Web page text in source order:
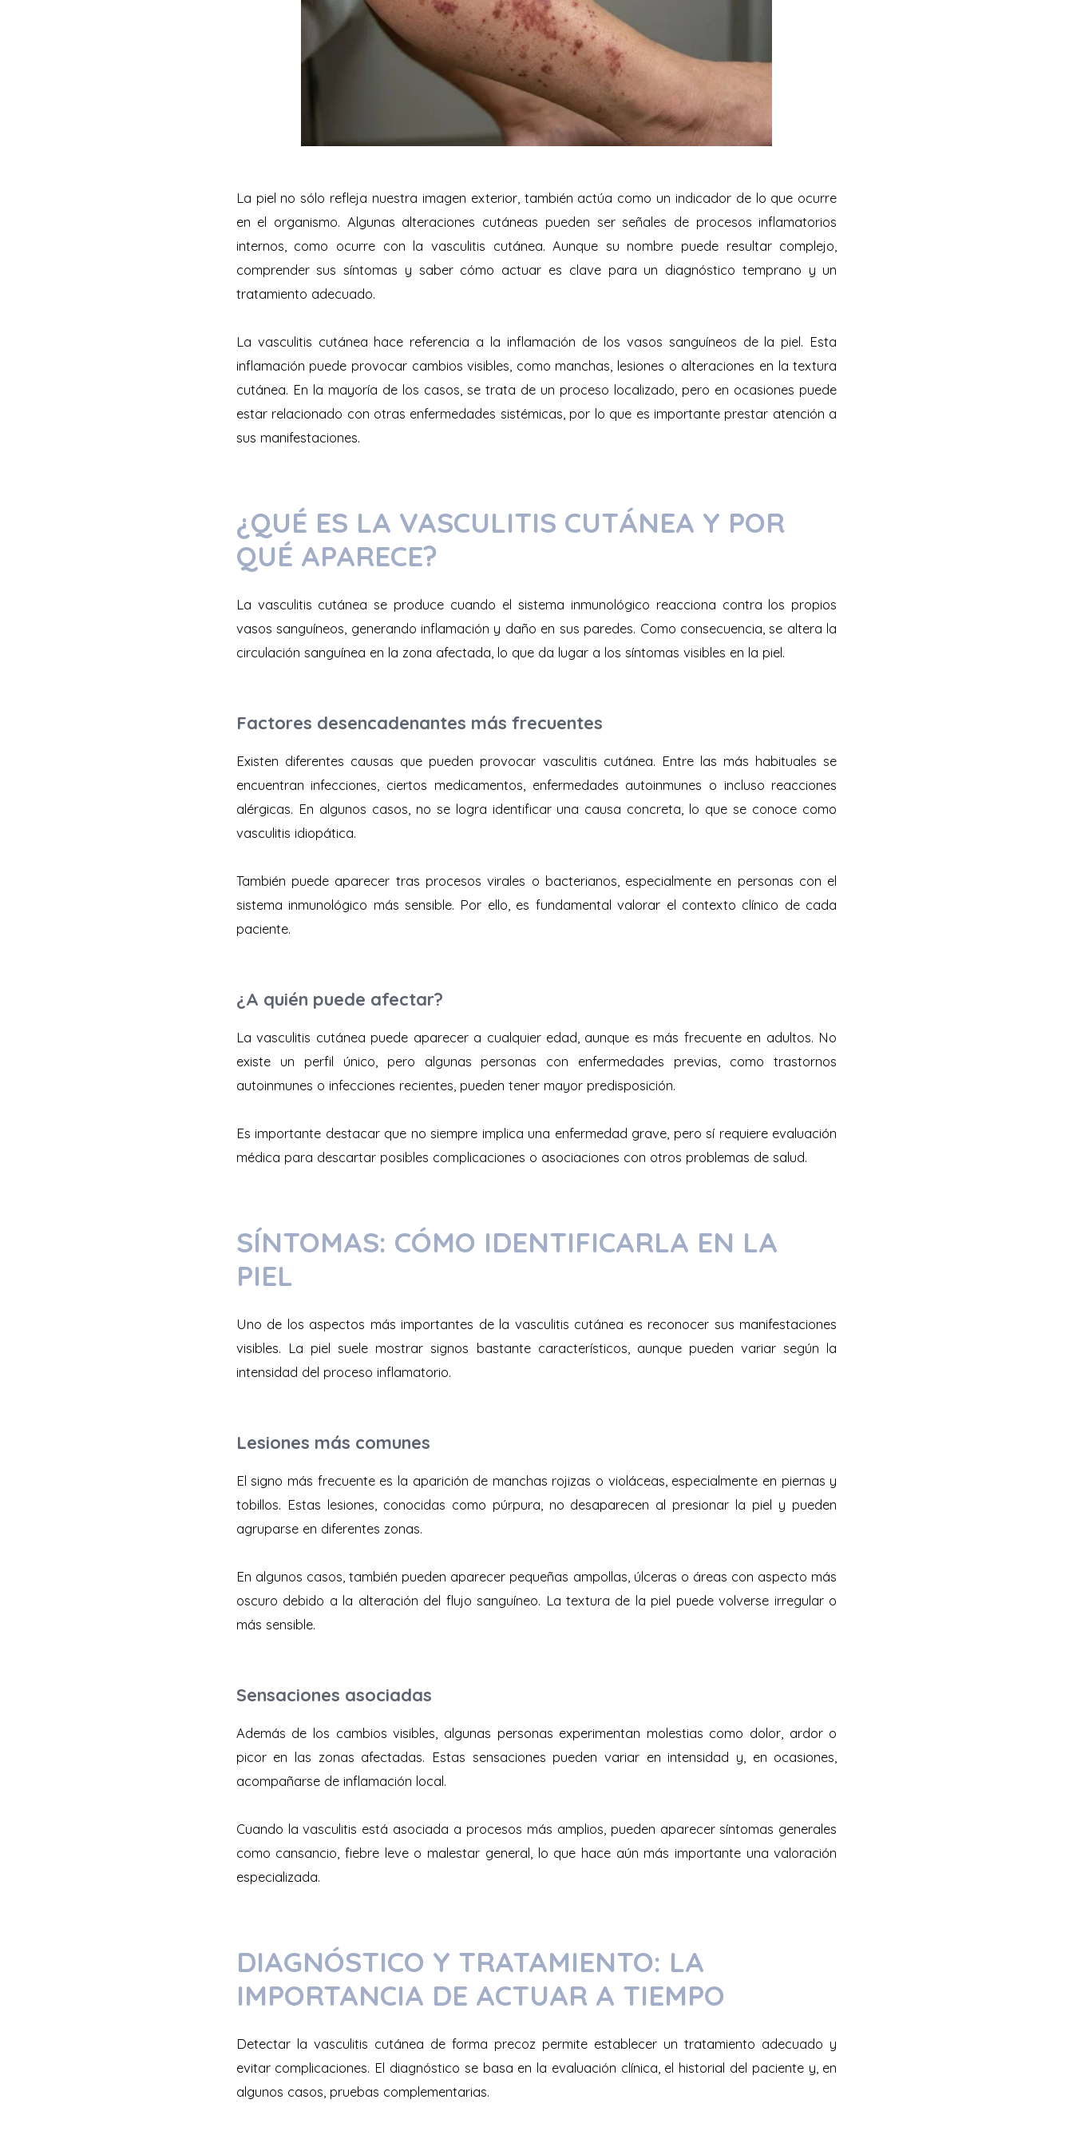
La piel no sólo refleja nuestra imagen exterior, también actúa como un indicador de lo que ocurre
en el organismo. Algunas alteraciones cutáneas pueden ser señales de procesos inflamatorios
internos, como ocurre con la vasculitis cutánea. Aunque su nombre puede resultar complejo,
comprender sus síntomas y saber cómo actuar es clave para un diagnóstico temprano y un
tratamiento adecuado.
La vasculitis cutánea hace referencia a la inflamación de los vasos sanguíneos de la piel. Esta
inflamación puede provocar cambios visibles, como manchas, lesiones o alteraciones en la textura
cutánea. En la mayoría de los casos, se trata de un proceso localizado, pero en ocasiones puede
estar relacionado con otras enfermedades sistémicas, por lo que es importante prestar atención a
sus manifestaciones.
¿QUÉ ES LA VASCULITIS CUTÁNEA Y POR
QUÉ APARECE?
La vasculitis cutánea se produce cuando el sistema inmunológico reacciona contra los propios
vasos sanguíneos, generando inflamación y daño en sus paredes. Como consecuencia, se altera la
circulación sanguínea en la zona afectada, lo que da lugar a los síntomas visibles en la piel.
Factores desencadenantes más frecuentes
Existen diferentes causas que pueden provocar vasculitis cutánea. Entre las más habituales se
encuentran infecciones, ciertos medicamentos, enfermedades autoinmunes o incluso reacciones
alérgicas. En algunos casos, no se logra identificar una causa concreta, lo que se conoce como
vasculitis idiopática.
También puede aparecer tras procesos virales o bacterianos, especialmente en personas con el
sistema inmunológico más sensible. Por ello, es fundamental valorar el contexto clínico de cada
paciente.
¿A quién puede afectar?
La vasculitis cutánea puede aparecer a cualquier edad, aunque es más frecuente en adultos. No
existe un perfil único, pero algunas personas con enfermedades previas, como trastornos
autoinmunes o infecciones recientes, pueden tener mayor predisposición.
Es importante destacar que no siempre implica una enfermedad grave, pero sí requiere evaluación
médica para descartar posibles complicaciones o asociaciones con otros problemas de salud.
SÍNTOMAS: CÓMO IDENTIFICARLA EN LA
PIEL
Uno de los aspectos más importantes de la vasculitis cutánea es reconocer sus manifestaciones
visibles. La piel suele mostrar signos bastante característicos, aunque pueden variar según la
intensidad del proceso inflamatorio.
Lesiones más comunes
El signo más frecuente es la aparición de manchas rojizas o violáceas, especialmente en piernas y
tobillos. Estas lesiones, conocidas como púrpura, no desaparecen al presionar la piel y pueden
agruparse en diferentes zonas.
En algunos casos, también pueden aparecer pequeñas ampollas, úlceras o áreas con aspecto más
oscuro debido a la alteración del flujo sanguíneo. La textura de la piel puede volverse irregular o
más sensible.
Sensaciones asociadas
Además de los cambios visibles, algunas personas experimentan molestias como dolor, ardor o
picor en las zonas afectadas. Estas sensaciones pueden variar en intensidad y, en ocasiones,
acompañarse de inflamación local.
Cuando la vasculitis está asociada a procesos más amplios, pueden aparecer síntomas generales
como cansancio, fiebre leve o malestar general, lo que hace aún más importante una valoración
especializada.
DIAGNÓSTICO Y TRATAMIENTO: LA
IMPORTANCIA DE ACTUAR A TIEMPO
Detectar la vasculitis cutánea de forma precoz permite establecer un tratamiento adecuado y
evitar complicaciones. El diagnóstico se basa en la evaluación clínica, el historial del paciente y, en
algunos casos, pruebas complementarias.